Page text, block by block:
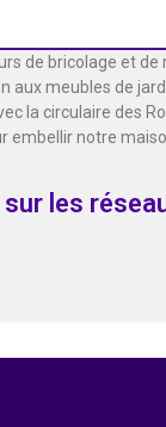
de bricolage et
meubles de
la circulaire des
embellir notre
sur les